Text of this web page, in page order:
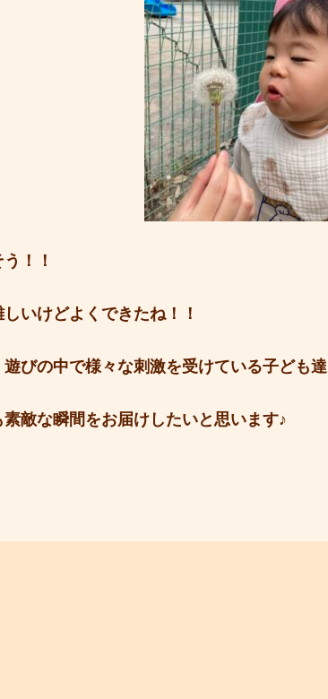
！！
しいけどよくできたね！！
遊びの中で様々な刺激を受けている子ども達
素敵な瞬間をお届けしたいと思います♪